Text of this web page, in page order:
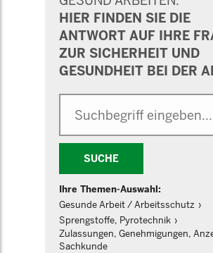
HIER FINDEN SIE DIE
ANTWORT AUF IHRE
ZUR SICHERHEIT UND
GESUNDHEIT BEI DER
SUCHE
Ihre Themen-Auswahl:
Gesunde Arbeit / Arbeitsschutz
Sprengstoffe, Pyrotechnik
Zulassungen, Genehmigungen,
Sachkunde